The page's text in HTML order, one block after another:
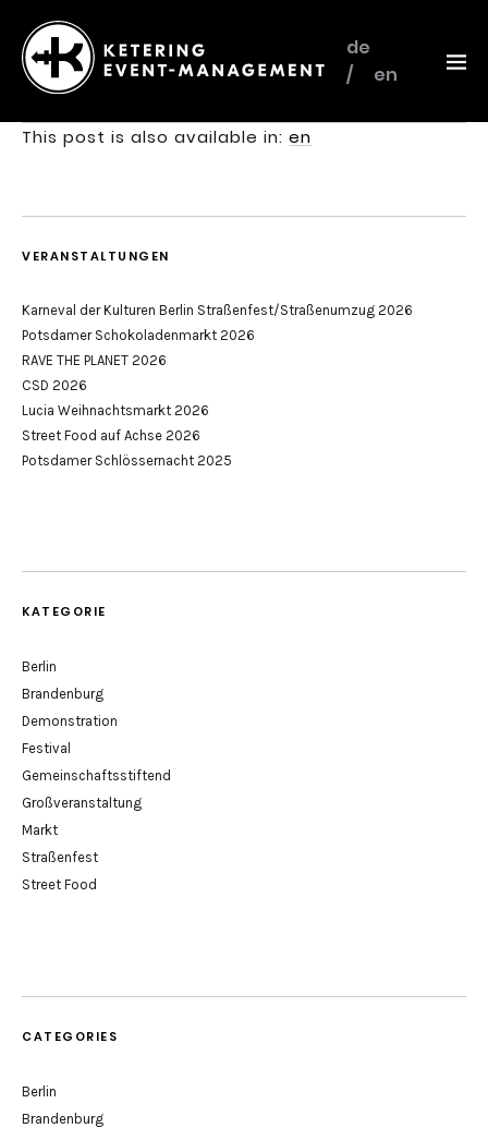
–
de
en
This post is also available in: en
VERANSTALTUNGEN
Karneval der Kulturen Berlin Straßenfest/Straßenumzug 2026
Potsdamer Schokoladenmarkt 2026
RAVE THE PLANET 2026
CSD 2026
Lucia Weihnachtsmarkt 2026
Street Food auf Achse 2026
Potsdamer Schlössernacht 2025
KATEGORIE
Berlin
Brandenburg
Demonstration
Festival
Gemeinschaftsstiftend
Großveranstaltung
Markt
Straßenfest
Street Food
CATEGORIES
Berlin
Brandenburg